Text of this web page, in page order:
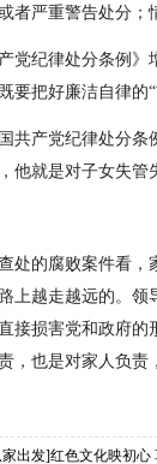
者严重警告处分；
产党纪律处分条例
要把好廉洁自律的
共产党纪律处分条
他就是对子女失管
处的腐败案件看，
上越走越远的。
接损害党和政府
，也是对家人负责
出发]红色文化映初心